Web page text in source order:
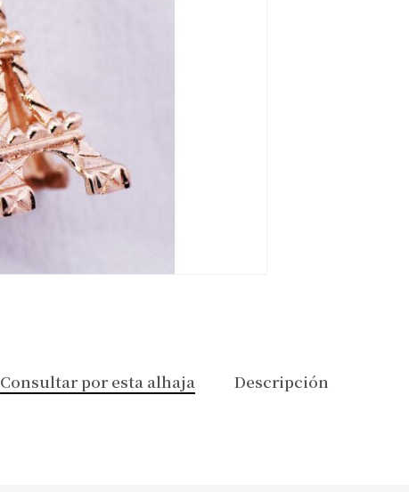
Consultar por esta alhaja Descripción